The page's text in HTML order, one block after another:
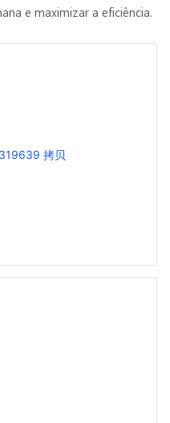
e maximizar a eficiência.